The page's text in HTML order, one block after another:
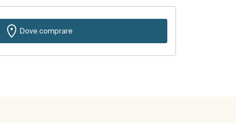
Dove comprare